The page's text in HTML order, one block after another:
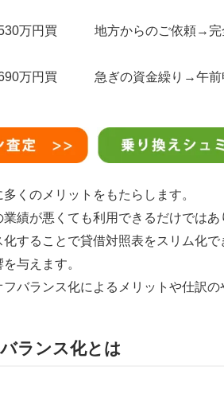
万円買
地方からのご依頼→完
万円買
急ぎの資金繰り→午前
くのメリットをもたらします。
績が悪くても利用できるだけではあ
することで貸借対照表をスリム化
与えます。
バランス化によるメリットや仕訳の
ランス化とは